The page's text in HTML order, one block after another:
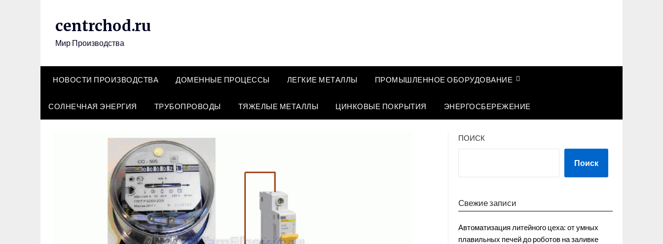
centrchod.ru
Мир Производства
НОВОСТИ ПРОИЗВОДСТВА ДОМЕННЫЕ ПРОЦЕССЫ ЛЕГКИЕ МЕТАЛЛЫ ПРОМЫШЛЕННОЕ ОБОРУДОВАНИЕ
СОЛНЕЧНАЯ ЭНЕРГИЯ ТРУБОПРОВОДЫ ТЯЖЕЛЫЕ МЕТАЛЛЫ ЦИНКОВЫЕ ПОКРЫТИЯ ЭНЕРГОСБЕРЕЖЕНИЕ
ПОИСК
Поиск
Свежие записи
Автоматизация литейного цеха: от умных
плавильных печей до роботов на заливке